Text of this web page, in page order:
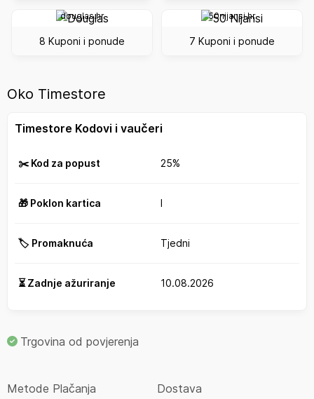
douglas.hr
8 Kuponi i ponude
50nijansi.hr
7 Kuponi i ponude
Oko Timestore
Timestore Kodovi i vaučeri
✂️ Kod za popust 25%
🎁 Poklon kartica I
🏷️ Promaknuća Tjedni
⏳ Zadnje ažuriranje 10.08.2026
Trgovina od povjerenja
Metode Plačanja
Dostava